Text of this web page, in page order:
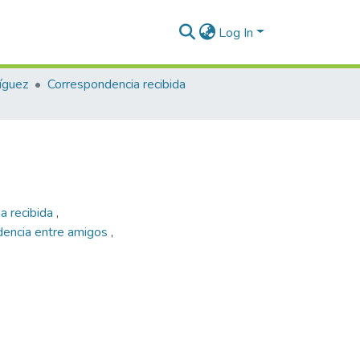
Log In
Correspondencia recibida
recibida ,
entre amigos ,